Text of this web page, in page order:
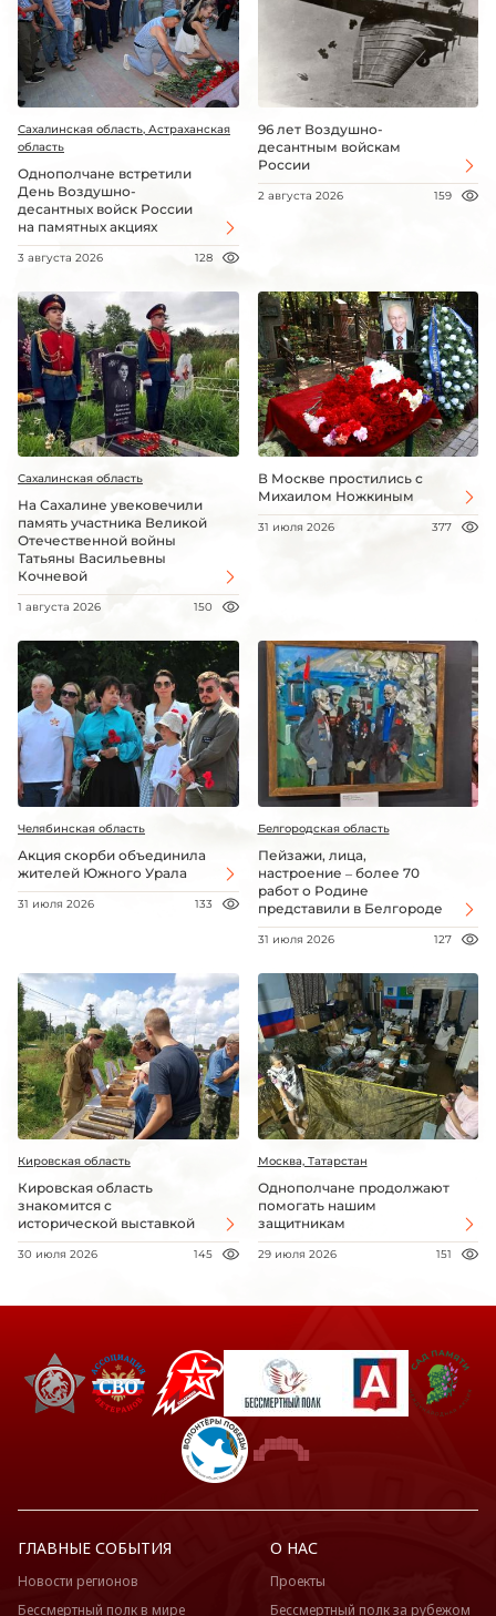
Сахалинская область, Астраханская
область
Однополчане встретили
День Воздушно-
десантных войск России
на памятных акциях
3 августа 2026 128
96 лет Воздушно-
десантным войскам
России
2 августа 2026 159
Сахалинская область
На Сахалине увековечили
память участника Великой
Отечественной войны
Татьяны Васильевны
Кочневой
1 августа 2026 150
В Москве простились с
Михаилом Ножкиным
31 июля 2026 377
Челябинская область
Акция скорби объединила
жителей Южного Урала
31 июля 2026 133
Белгородская область
Пейзажи, лица,
настроение – более 70
работ о Родине
представили в Белгороде
31 июля 2026 127
Кировская область
Кировская область
знакомится с
исторической выставкой
30 июля 2026 145
Москва, Татарстан
Однополчане продолжают
помогать нашим
защитникам
29 июля 2026 151
ГЛАВНЫЕ СОБЫТИЯ
Новости регионов
Бессмертный полк в мире
О НАС
Проекты
Бессмертный полк за рубежом